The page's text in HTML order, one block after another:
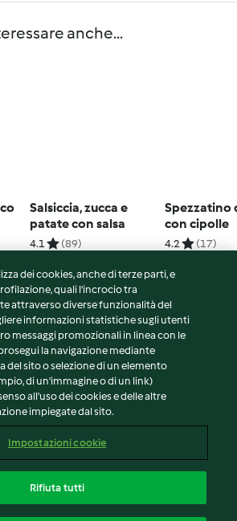
anche...
Salsiccia, zucca e
patate con salsa
4.1 (89)
Spezzatino
con cipolle
4.2 (17)
dei cookies, anche di terze parti, e
quali l’incrocio tra
attraverso diverse funzionalità del
informazioni statistiche sugli utenti
messaggi promozionali in linea con le
la navigazione mediante
del sito o selezione di un elemento
di un'immagine o di un link)
all'uso dei cookies e delle altre
impiegate dal sito.
Impostazioni cookie
Rifiuta tutti